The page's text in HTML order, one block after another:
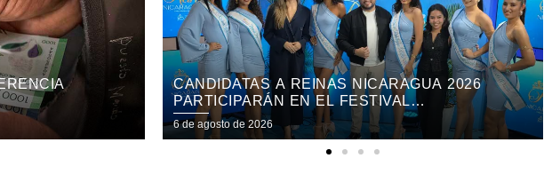
2026
CULTURA Y
COPRESIDENTA ROSARIO MURILLO:
“NICARAGUA SOLO SE ARRODILLA ANTE DIOS”
6 de agosto de 2026